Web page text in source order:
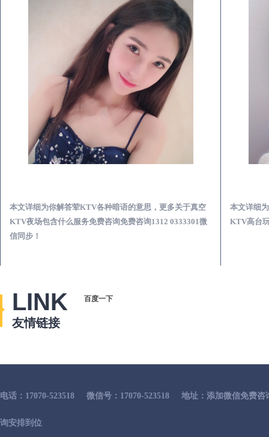
本文详细为你解答荤KTV各种暗语的意思，更多关于真空
KTV夜场包含什么服务免费咨询免费咨询1312 0333301微
信同步！
本文详细
KTV高台
LINK
友情链接
百度一下
电话：17070-523518 微信号：17070-523518 地址：添加微信免费
询安排到位